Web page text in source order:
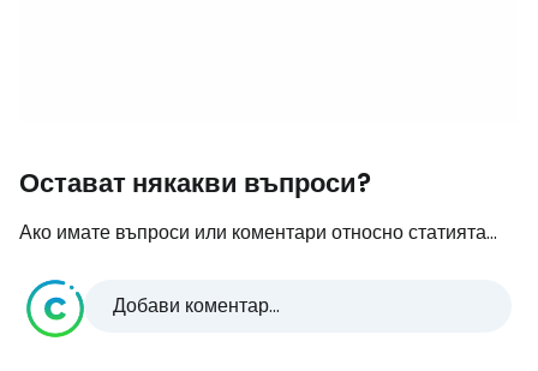
Остават някакви въпроси?
Ако имате въпроси или коментари относно статията...
Добави коментар...